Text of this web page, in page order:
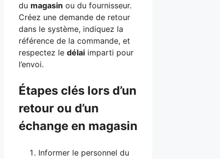
du magasin ou du fournisseur.
Créez une demande de retour
dans le système, indiquez la
référence de la commande, et
respectez le délai imparti pour
l’envoi.
Étapes clés lors d’un
retour ou d’un
échange en magasin
Informer le personnel du